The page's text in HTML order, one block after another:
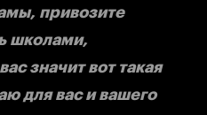
привозите
школами,
значит вот такая
для вас и вашего